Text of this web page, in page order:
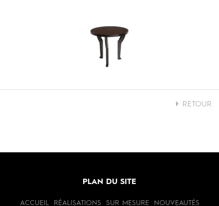
RETOUR
PLAN DU SITE
ACCUEIL RÉALISATIONS SUR MESURE NOUVEAUTÉS